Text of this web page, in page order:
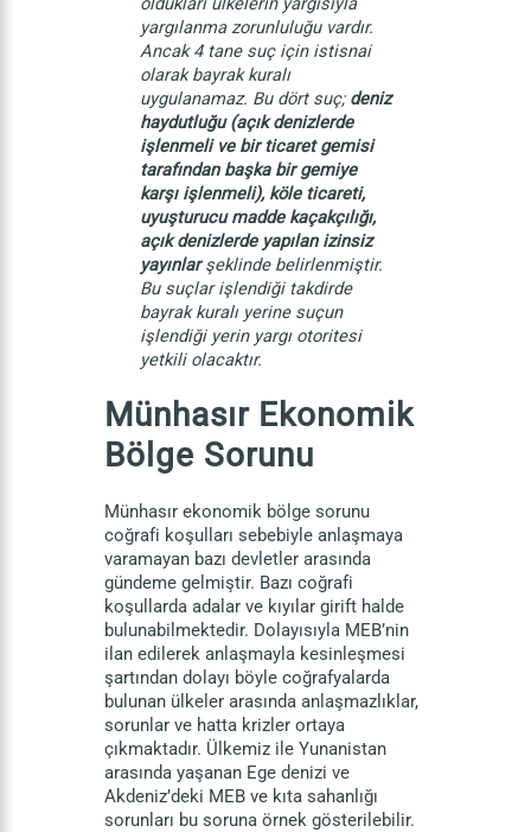
yargılanma zorunluluğu vardır.
Ancak 4 tane suç için istisnai
olarak bayrak kuralı
uygulanamaz. Bu dört suç; deniz
haydutluğu (açık denizlerde
işlenmeli ve bir ticaret gemisi
tarafından başka bir gemiye
karşı işlenmeli), köle ticareti,
uyuşturucu madde kaçakçılığı,
açık denizlerde yapılan izinsiz
yayınlarşeklinde belirlenmiştir.
Bu suçlar işlendiği takdirde
bayrak kuralı yerine suçun
işlendiği yerin yargı otoritesi
yetkili olacaktır.
Münhasır Ekonomik
Bölge Sorunu
Münhasır ekonomik bölge sorunu
coğrafi koşulları sebebiyle anlaşmaya
varamayan bazı devletler arasında
gündeme gelmiştir. Bazı coğrafi
koşullarda adalar ve kıyılar girift halde
bulunabilmektedir. Dolayısıyla MEB’nin
ilan edilerek anlaşmayla kesinleşmesi
şartından dolayı böyle coğrafyalarda
bulunan ülkeler arasında anlaşmazlıklar,
sorunlar ve hatta krizler ortaya
çıkmaktadır. Ülkemiz ile Yunanistan
arasında yaşanan Ege denizi ve
Akdeniz’deki MEB ve kıta sahanlığı
sorunları bu soruna örnek gösterilebilir.